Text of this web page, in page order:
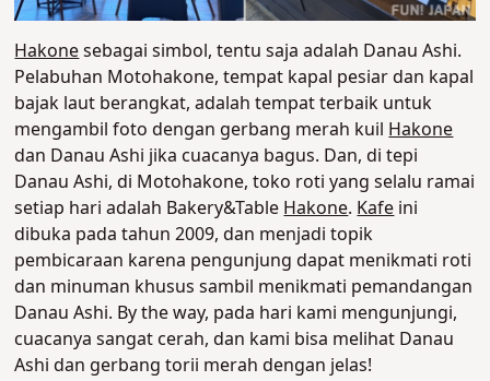
Hakonesebagai simbol, tentu saja adalah Danau Ashi.
Pelabuhan Motohakone, tempat kapal pesiar dan kapal
bajak laut berangkat, adalah tempat terbaik untuk
mengambil foto dengan gerbang merah kuilHakone
dan Danau Ashi jika cuacanya bagus. Dan, di tepi
Danau Ashi, di Motohakone, toko roti yang selalu ramai
setiap hari adalah Bakery&TableHakone.Kafeini
dibuka pada tahun 2009, dan menjadi topik
pembicaraan karena pengunjung dapat menikmati roti
dan minuman khusus sambil menikmati pemandangan
Danau Ashi. By the way, pada hari kami mengunjungi,
cuacanya sangat cerah, dan kami bisa melihat Danau
Ashi dan gerbang torii merah dengan jelas!